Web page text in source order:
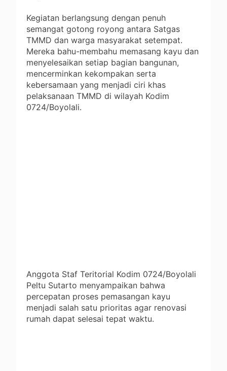
Kegiatan berlangsung dengan penuh
semangat gotong royong antara Satgas
TMMD dan warga masyarakat setempat.
Mereka bahu-membahu memasang kayu dan
menyelesaikan setiap bagian bangunan,
mencerminkan kekompakan serta
kebersamaan yang menjadi ciri khas
pelaksanaan TMMD di wilayah Kodim
0724/Boyolali.
Anggota Staf Teritorial Kodim 0724/Boyolali
Peltu Sutarto menyampaikan bahwa
percepatan proses pemasangan kayu
menjadi salah satu prioritas agar renovasi
rumah dapat selesai tepat waktu.